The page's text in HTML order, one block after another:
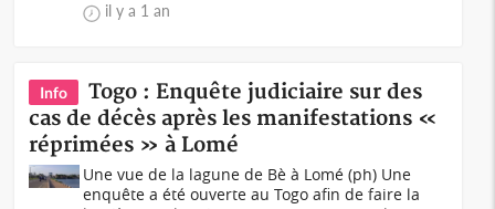
il y a 1 an
Info
Togo : Enquête judiciaire sur des
cas de décès après les manifestations «
réprimées » à Lomé
Une vue de la lagune de Bè à Lomé (ph) Une
enquête a été ouverte au Togo afin de faire la